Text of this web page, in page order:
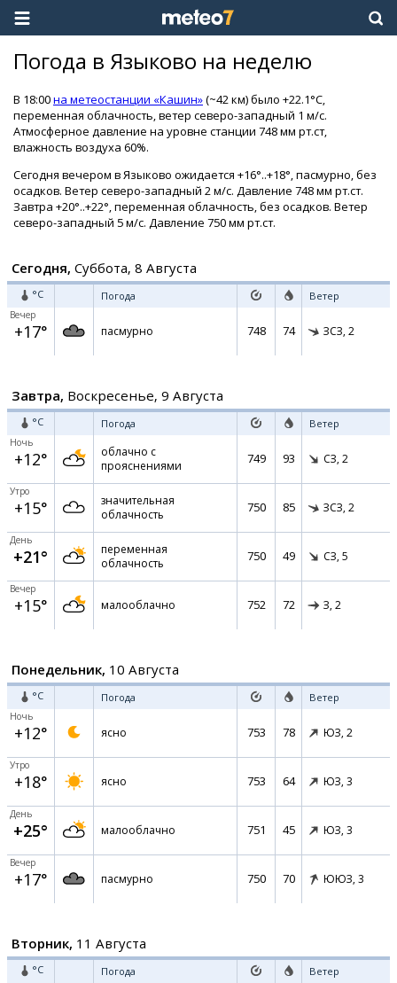
Погода в Языково на неделю
В 18:00на метеостанции «Кашин»(~42 км) было +22.1°C,
переменная облачность, ветер северо-западный 1 м/с.
Атмосферное давление на уровне станции 748 мм рт.ст,
влажность воздуха 60%.
Сегодня вечером в Языково ожидается +16°..+18°, пасмурно, без
осадков. Ветер северо-западный 2 м/с. Давление 748 мм рт.ст.
Завтра +20°..+22°, переменная облачность, без осадков. Ветер
северо-западный 5 м/с. Давление 750 мм рт.ст.
Сегодня, Суббота, 8 Августа
°C Погода Ветер
Вечер
+17° пасмурно 748 74 ЗСЗ, 2
Завтра, Воскресенье, 9 Августа
°C Погода Ветер
Ночь
+12°
облачно с
прояснениями
749 93 СЗ, 2
Утро
+15°
значительная
облачность
750 85 ЗСЗ, 2
День
+21°
переменная
облачность
750 49 СЗ, 5
Вечер
+15° малооблачно 752 72 З, 2
Понедельник, 10 Августа
°C Погода Ветер
Ночь
+12° ясно 753 78 ЮЗ, 2
Утро
+18° ясно 753 64 ЮЗ, 3
День
+25° малооблачно 751 45 ЮЗ, 3
Вечер
+17° пасмурно 750 70 ЮЮЗ, 3
Вторник, 11 Августа
°C Погода Ветер